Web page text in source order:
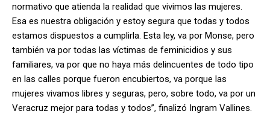
normativo que atienda la realidad que vivimos las mujeres.
Esa es nuestra obligación y estoy segura que todas y todos
estamos dispuestos a cumplirla. Esta ley, va por Monse, pero
también va por todas las víctimas de feminicidios y sus
familiares, va por que no haya más delincuentes de todo tipo
en las calles porque fueron encubiertos, va porque las
mujeres vivamos libres y seguras, pero, sobre todo, va por un
Veracruz mejor para todas y todos”, finalizó Ingram Vallines.